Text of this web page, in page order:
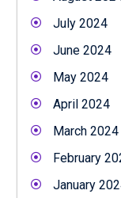
July 2024
June 2024
May 2024
April 2024
March 2024
February
January